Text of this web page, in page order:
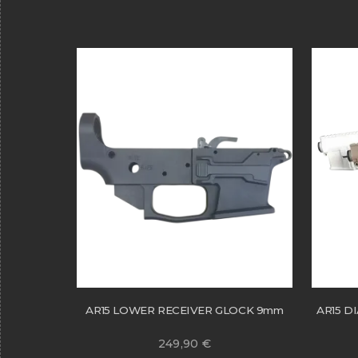
AR15 LOWER RECEIVER GLOCK 9mm
249,90 €
AR15